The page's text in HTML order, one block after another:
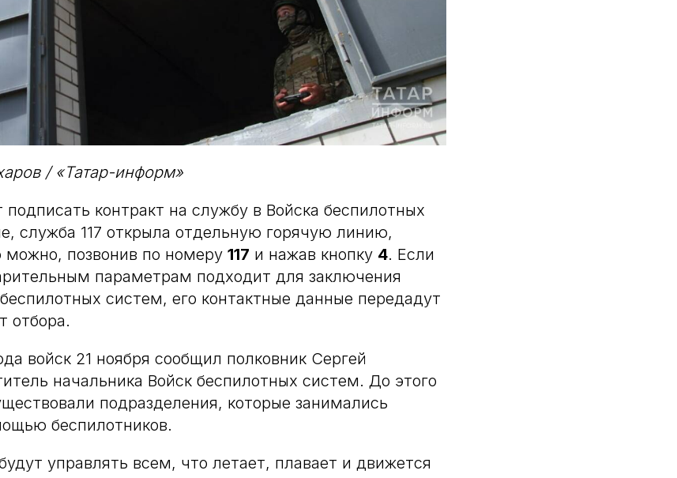
/ «Татар-информ»
контракт на службу в Войска беспилотных
служба 117 открыла отдельную горячую линию,
можно, позвонив по номеру 117 и нажав кнопку 4. Если
параметрам подходит для заключения
систем, его контактные данные передадут
отбора.
войск 21 ноября сообщил полковник Сергей
начальника Войск беспилотных систем. До этого
подразделения, которые занимались
беспилотников.
управлять всем, что летает, плавает и движется